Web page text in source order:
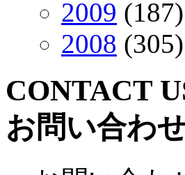
2009 (187)
2008 (305)
CONTACT
お問い合わ